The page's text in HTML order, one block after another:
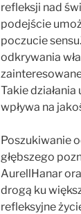
refleksji nad
podejście
poczucie
odkrywania
Takie
wpływa na
Poszukiwanie
głębszego
AurellHanar
drogą ku
refleksyjne